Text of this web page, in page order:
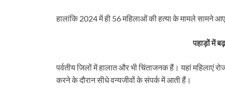
हालांकि 2024 में ही 56 महिलाओं की हत्या के मामले
पहाड़ों में
पर्वतीय जिलों में हालात और भी चिंताजनक हैं। यहां महिलाएं
करने के दौरान सीधे वन्यजीवों के संपर्क में आती हैं।